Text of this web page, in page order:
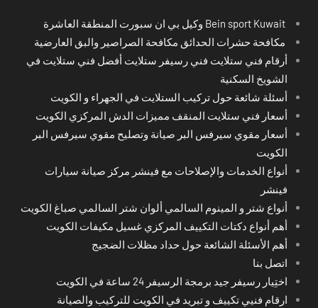
مكافحة حشرات الحدائق مكافحة الصراصير والبق العارضية
أرقام فني ستلايت فني رسيفر ستلايت أفضل فني ستلايت في
الشويخ السكنية
أسئلة شائعة حول تركيب الستلايت في الجهراء و الكويت
أسعار فني ستلايت المنقف مميزات الدش المركزي الكويت
أسعار مقوي سيرفس البر صيانة وتصليح مقوي سيرفس البر
الكويت
أنواع الخدمات والإصلاحات مع فينشر مركز صيانة سيارات
فينشر
أنواع شتر و المينوم السالمي ألوان شتر السالمي صباغ الكويت
أهم أنواع دكتات التكييف المركزي غسيل مكيفات الكويت
أهم الأسئلة الشائعة حول حداد مظلات الضجيج
اتصل بنا
اختِيار رسيفر جيد برمجة الرسيفر 24 ساعة في الكويت
ارقام فنيي تكييف و تبريد في الكويت للتركيب والصيانة